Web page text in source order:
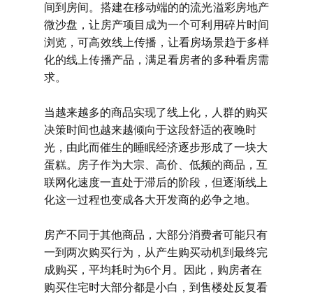
间到房间。 搭建在移动端的的流光溢彩房地产
微沙盘，让房产项目成为一个可利用碎片时间
浏览，可高效线上传播，让看房场景趋于多样
化的线上传播产品，满足看房者的多种看房需
求。
当越来越多的商品实现了线上化，人群的购买
决策时间也越来越倾向于这段舒适的夜晚时
光，由此而催生的睡眠经济逐步形成了一块大
蛋糕。
房子作为大宗、高价、低频的商品，互
联网化速度一直处于滞后的阶段，但逐渐线上
化这一过程也变成各大开发商的必争之地。
房产不同于其他商品，大部分消费者可能只有
一到两次购买行为，从产生购买动机到最终完
成购买，平均耗时为6个月。因此，购房者在
购买住宅时大部分都是小白，到售楼处反复看